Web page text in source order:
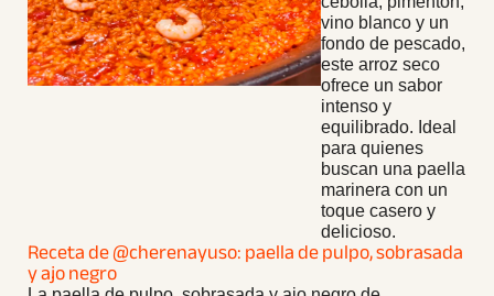
vino blanco y un
fondo de pescado,
este arroz seco
ofrece un sabor
intenso y
equilibrado. Ideal
para quienes
buscan una paella
marinera con un
toque casero y
delicioso.
Receta de @cherenayuso: paella de pulpo, sobrasada
y ajo negro